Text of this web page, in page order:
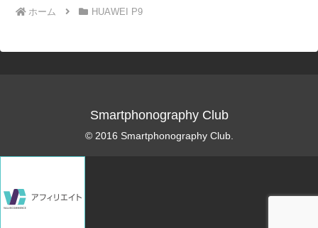
ホーム HUAWEI P9
Smartphonography Club
© 2016 Smartphonography Club.